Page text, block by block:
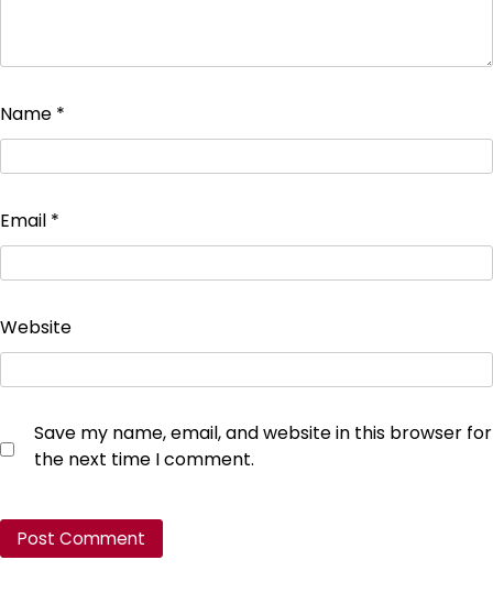
Name *
Email *
Website
Save my name, email, and website in this browser for
the next time I comment.